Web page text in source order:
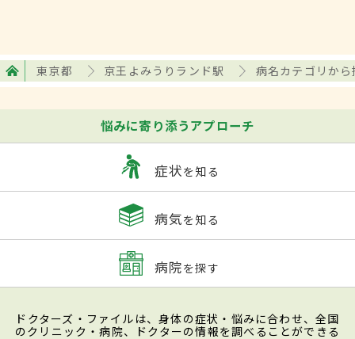
東京都 京王よみうりランド駅 病名カテゴリか
悩みに寄り添うアプローチ
症状を知る
病気を知る
病院を探す
ドクターズ・ファイルは、身体の症状・悩みに合わせ、全国
のクリニック・病院、ドクターの情報を調べることができる